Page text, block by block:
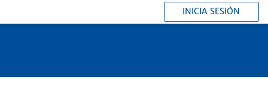
INICIA SESIÓN